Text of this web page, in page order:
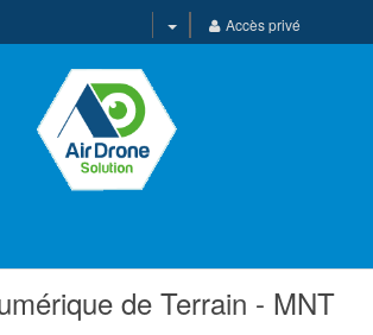
Accès privé
de Terrain - MNT